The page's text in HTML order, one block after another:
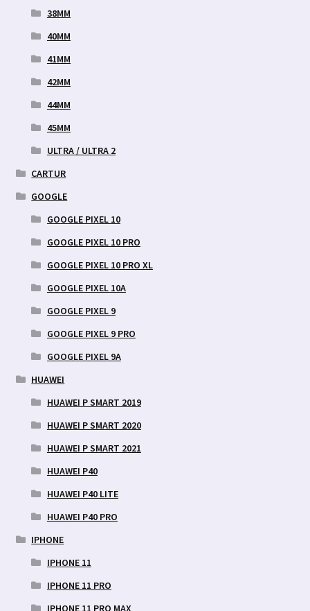
38MM
40MM
41MM
42MM
44MM
45MM
ULTRA / ULTRA 2
CARTUR
GOOGLE
GOOGLE PIXEL 10
GOOGLE PIXEL 10 PRO
GOOGLE PIXEL 10 PRO XL
GOOGLE PIXEL 10A
GOOGLE PIXEL 9
GOOGLE PIXEL 9 PRO
GOOGLE PIXEL 9A
HUAWEI
HUAWEI P SMART 2019
HUAWEI P SMART 2020
HUAWEI P SMART 2021
HUAWEI P40
HUAWEI P40 LITE
HUAWEI P40 PRO
IPHONE
IPHONE 11
IPHONE 11 PRO
IPHONE 11 PRO MAX